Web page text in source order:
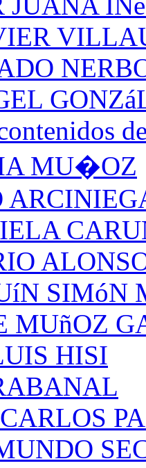
MU�OZ
SIMóN
MUñOZ
HISI